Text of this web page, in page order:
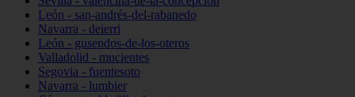
León - san-andrés-del-rabanedo
Navarra - deierri
León - gusendos-de-los-oteros
Valladolid - mucientes
Segovia - fuentesoto
Navarra - lumbier